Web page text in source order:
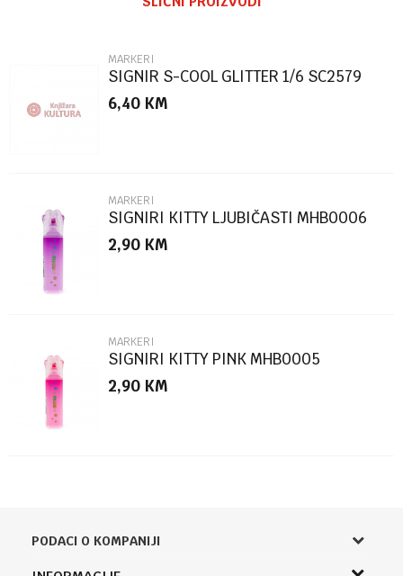
Poruka
POŠALJI
MARKERI
SIGNIR S-COOL GLITTER 1/6 SC2579
6,40 KM
MARKERI
SIGNIRI KITTY LJUBIČASTI MHB0006
2,90 KM
MARKERI
SIGNIRI KITTY PINK MHB0005
2,90 KM
PODACI O KOMPANIJI
Knjižara Kultura